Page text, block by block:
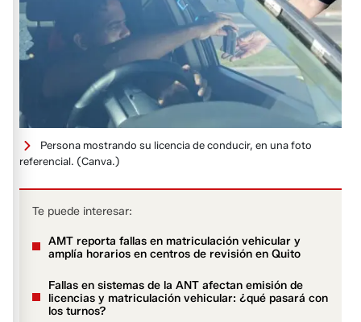
Persona mostrando su licencia de conducir, en una foto
referencial. (Canva.)
Te puede interesar:
AMT reporta fallas en matriculación vehicular y
amplía horarios en centros de revisión en Quito
Fallas en sistemas de la ANT afectan emisión de
licencias y matriculación vehicular: ¿qué pasará con
los turnos?